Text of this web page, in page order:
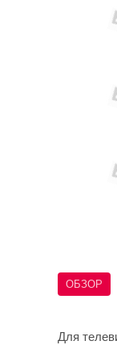
ОБЗОР
Для